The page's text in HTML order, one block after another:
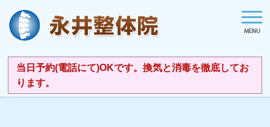
当日予約(電話にて)OKです。換気と消毒を徹底してお
ります。